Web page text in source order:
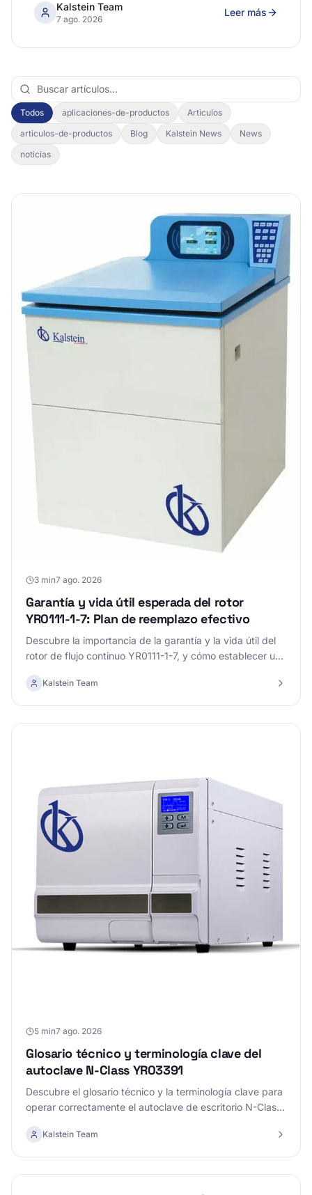
Kalstein Team
7 ago. 2026
Leer más
Todos aplicaciones-de-productos
Articulos
articulos-de-productos
Blog Kalstein News
News
noticias
3 min7 ago. 2026
Garantía y vida útil esperada del rotor
YR0111-1-7: Plan de reemplazo efectivo
Descubre la importancia de la garantía y la vida útil del
rotor de flujo continuo YR0111-1-7, y cómo establecer un
Kalstein Team
5 min7 ago. 2026
Glosario técnico y terminología clave del
autoclave N-Class YR03391
Descubre el glosario técnico y la terminología clave para
operar correctamente el autoclave de escritorio N-Class
Kalstein Team